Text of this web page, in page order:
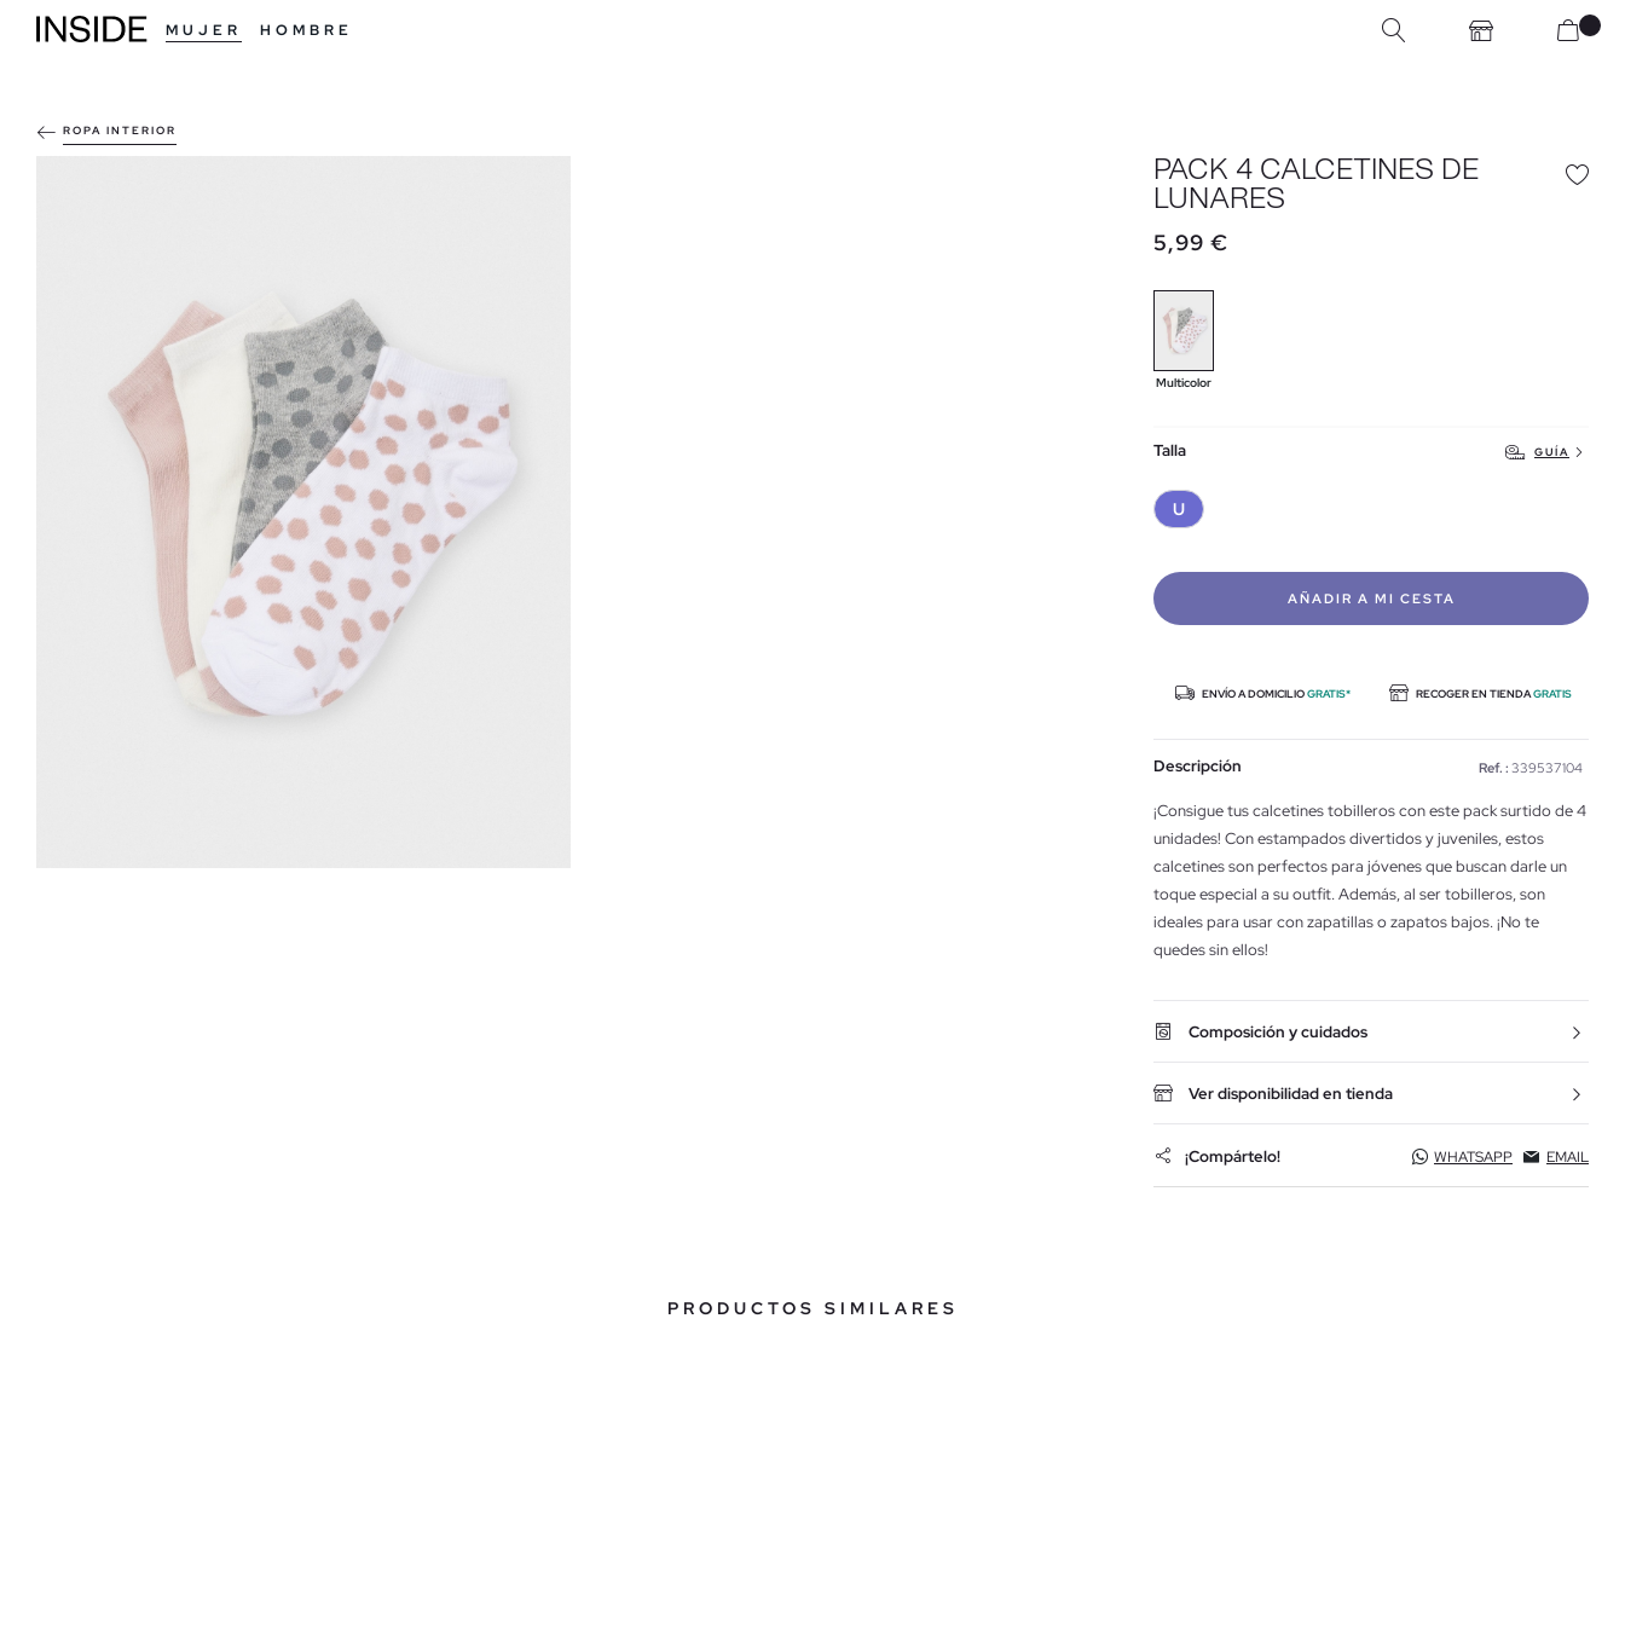
MUJER HOMBRE
ROPA INTERIOR
PACK 4 CALCETINES DE
LUNARES
5,99 €
Multicolor
Talla GUÍA
U
AÑADIR A MI CESTA
ENVÍO A DOMICILIOGRATIS* RECOGER EN TIENDAGRATIS
Descripción Ref. : 339537104
¡Consigue tus calcetines tobilleros con este pack surtido de 4
unidades! Con estampados divertidos y juveniles, estos
calcetines son perfectos para jóvenes que buscan darle un
toque especial a su outfit. Además, al ser tobilleros, son
ideales para usar con zapatillas o zapatos bajos. ¡No te
quedes sin ellos!
Composición y cuidados
Ver disponibilidad en tienda
¡Compártelo! WHATSAPP EMAIL
PRODUCTOS SIMILARES